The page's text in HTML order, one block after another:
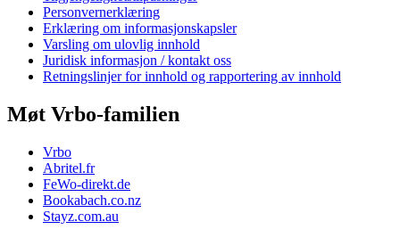
Personvernerklæring
Erklæring om informasjonskapsler
Varsling om ulovlig innhold
Juridisk informasjon / kontakt oss
Retningslinjer for innhold og rapportering av innhold
Møt Vrbo-familien
Vrbo
Abritel.fr
FeWo-direkt.de
Bookabach.co.nz
Stayz.com.au